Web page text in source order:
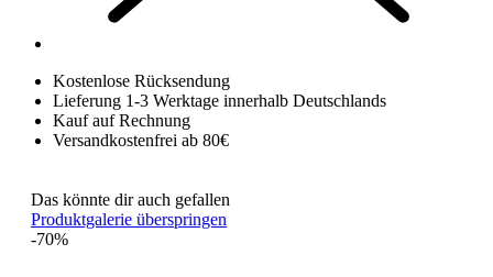
Kostenlose Rücksendung
Lieferung 1-3 Werktage innerhalb Deutschlands
Kauf auf Rechnung
Versandkostenfrei ab 80€
Das könnte dir auch gefallen
Produktgalerie überspringen
-70%